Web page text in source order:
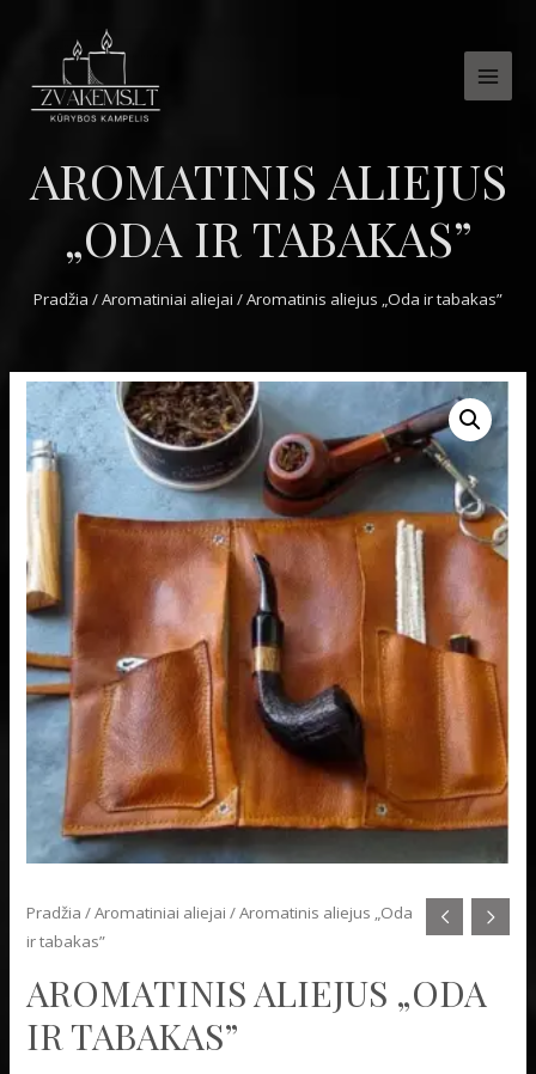
AROMATINIS ALIEJUS
„ODA IR TABAKAS”
Pradžia /Aromatiniai aliejai / Aromatinis aliejus „Oda ir tabakas”
Pradžia /Aromatiniai aliejai / Aromatinis aliejus „Oda
ir tabakas”
AROMATINIS ALIEJUS „ODA
IR TABAKAS”